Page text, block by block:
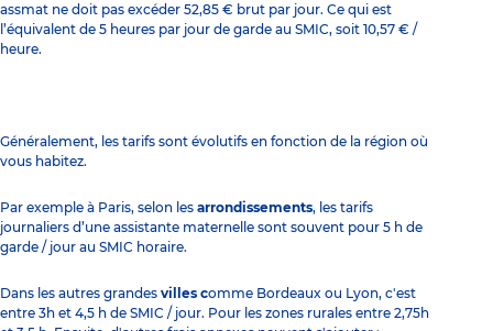
assmat ne doit pas excéder 52,85 € brut par jour. Ce qui est
l’équivalent de 5 heures par jour de garde au SMIC, soit 10,57 € /
heure.
Généralement, les tarifs sont évolutifs en fonction de la région où
vous habitez.
Par exemple à Paris, selon les arrondissements, les tarifs
journaliers d’une assistante maternelle sont souvent pour 5 h de
garde / jour au SMIC horaire.
Dans les autres grandes villes comme Bordeaux ou Lyon, c'est
entre 3h et 4,5 h de SMIC / jour. Pour les zones rurales entre 2,75h